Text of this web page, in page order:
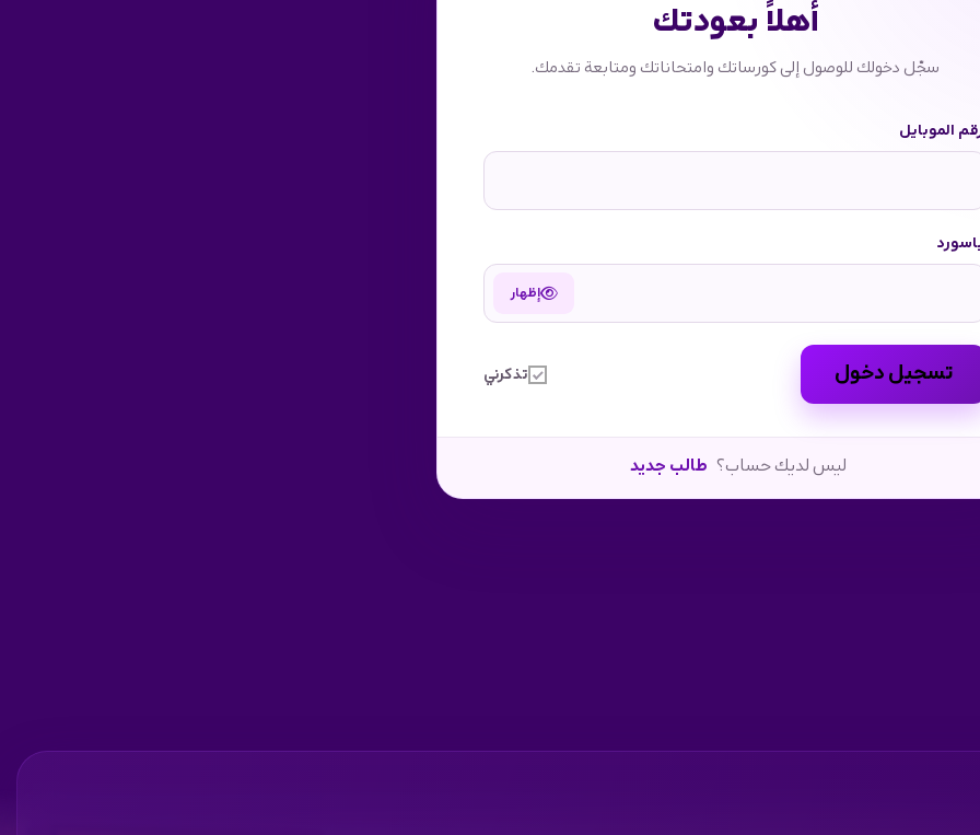
أهلاً بعودتك
سجّل دخولك للوصول إلى كورساتك وامتحاناتك ومتابعة تقدمك.
الموبايل
إظهار
تسجيل دخول تذكرني
ليس لديك حساب؟ طالب جديد